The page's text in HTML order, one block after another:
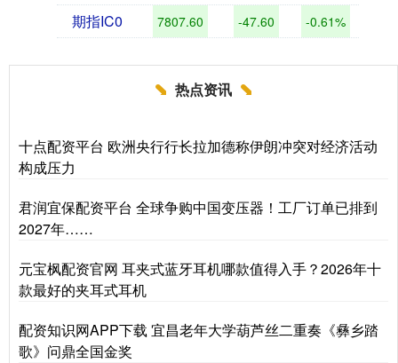
期指IC0 7807.60 -47.60 -0.61%
热点资讯
十点配资平台 欧洲央行行长拉加德称伊朗冲突对经济活动
构成压力
君润宜保配资平台 全球争购中国变压器！工厂订单已排到
2027年……
元宝枫配资官网 耳夹式蓝牙耳机哪款值得入手？2026年十
款最好的夹耳式耳机
配资知识网APP下载 宜昌老年大学葫芦丝二重奏《彝乡踏
歌》问鼎全国金奖